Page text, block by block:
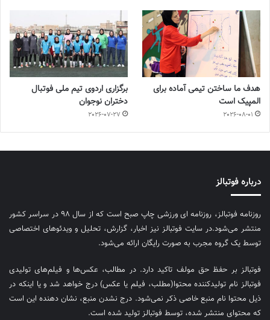
هدف ما ساختن تیمی آماده برای
المپیک است
2026-08-01
برگزاری اردوی تیم ملی فوتبال
دختران نوجوان
2026-07-27
درباره فوتبالز
روزنامه فوتبالز، روزنامه ای ورزشی چاپ صبح است که از سال ۹۸ در سراسر کشور
منتشر می‌شود.در سایت فوتبالز نیز اخبار، گزارش، تحلیل و ویدئوهای اختصاصی
توسط یک گروه مجرب به صورت رایگان ارائه می‌شود.
فوتبالز بر حفظ حق مولف تاکید دارد. در مطالب، عکس‌ها و فیلم‌های تولیدی
فوتبالز نام تولیدکننده محتوا(مطلب، فیلم یا عکس) درج خواهد شد و یا اینکه در
ذیل محتوا نام منبع خاصی ذکر نمی‌‎شود. درج نشدن منبع، نشان دهنده این است
که محتوای منتشر شده، توسط فوتبالز تولید شده است.